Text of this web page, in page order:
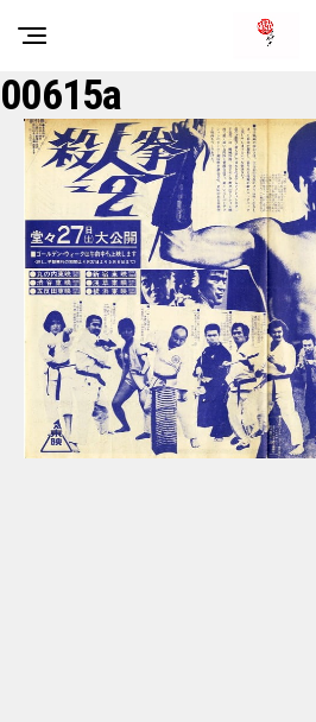
00615a